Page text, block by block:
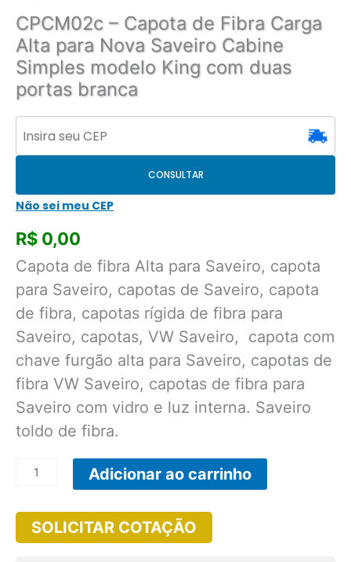
CPCM02c – Capota de Fibra Carga
Alta para Nova Saveiro Cabine
Simples modelo King com duas
portas branca
CONSULTAR
Não sei meu CEP
R$ 0,00
Capota de fibra Alta para Saveiro, capota
para Saveiro, capotas de Saveiro, capota
de fibra, capotas rígida de fibra para
Saveiro, capotas, VW Saveiro, capota com
chave furgão alta para Saveiro, capotas de
fibra VW Saveiro, capotas de fibra para
Saveiro com vidro e luz interna. Saveiro
toldo de fibra.
CPCM02c
Capota
de
Adicionar ao carrinho
SOLICITAR COTAÇÃO